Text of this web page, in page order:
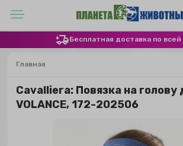
Бесплатная доставка по
Главная
Сavalliera: Повязка на голову
VOLANCE, 172-202506